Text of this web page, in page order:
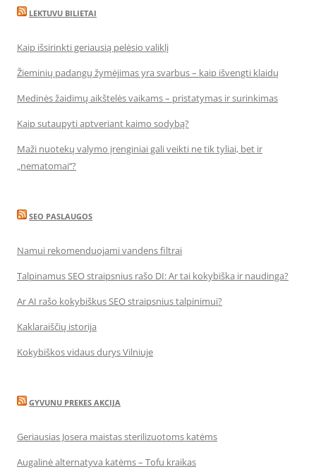
LEKTUVU BILIETAI
Kaip išsirinkti geriausią pelėsio valiklį
Žieminių padangų žymėjimas yra svarbus – kaip išvengti klaidų
Medinės žaidimų aikštelės vaikams – pristatymas ir surinkimas
Kaip sutaupyti aptveriant kaimo sodybą?
Maži nuotekų valymo įrenginiai gali veikti ne tik tyliai, bet ir
„nematomai‘‘?
SEO PASLAUGOS
Namui rekomenduojami vandens filtrai
Talpinamus SEO straipsnius rašo DI: Ar tai kokybiška ir naudinga?
Ar AI rašo kokybiškus SEO straipsnius talpinimui?
Kaklaraiščių istorija
Kokybiškos vidaus durys Vilniuje
GYVUNU PREKES AKCIJA
Geriausias Josera maistas sterilizuotoms katėms
Augalinė alternatyva katėms – Tofu kraikas